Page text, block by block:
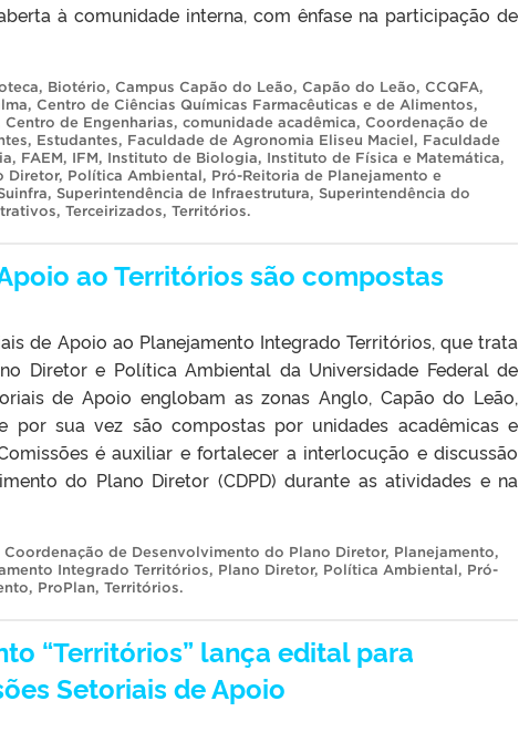
à comunidade interna, com ênfase na participação de
, Biotério, Campus Capão do Leão, Capão do Leão, CCQFA,
, Centro de Ciências Químicas Farmacêuticas e de Alimentos,
Centro de Engenharias, comunidade acadêmica, Coordenação de
, Estudantes, Faculdade de Agronomia Eliseu Maciel, Faculdade
, FAEM, IFM, Instituto de Biologia, Instituto de Física e Matemática,
Diretor, Política Ambiental, Pró-Reitoria de Planejamento e
, Superintendência de Infraestrutura, Superintendência do
, Terceirizados, Territórios.
ao Territórios são compostas
de Apoio ao Planejamento Integrado Territórios, que trata
Diretor e Política Ambiental da Universidade Federal de
de Apoio englobam as zonas Anglo, Capão do Leão,
por sua vez são compostas por unidades acadêmicas e
é auxiliar e fortalecer a interlocução e discussão
do Plano Diretor (CDPD) durante as atividades e na
Coordenação de Desenvolvimento do Plano Diretor, Planejamento,
Integrado Territórios, Plano Diretor, Política Ambiental, Pró-
, ProPlan, Territórios.
“Territórios” lança edital para
Setoriais de Apoio